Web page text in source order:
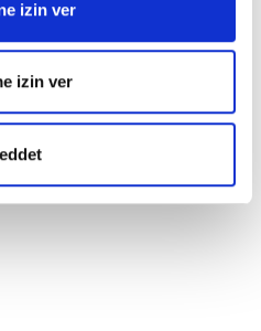
izin ver
izin ver
Sanatseverler İle